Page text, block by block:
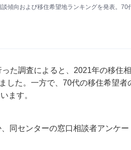
傾向および移住希望地ランキングを発表。70
た調査によると、2021年の移住
た。一方で、70代の移住希望者
ます。
同センターの窓口相談者アンケー